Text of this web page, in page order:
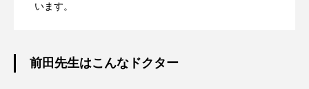
います。
前田先生はこんなドクター